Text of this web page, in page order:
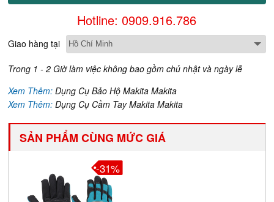
Hotline: 0909.916.786
Giao hàng tại
Trong 1 - 2 Giờ làm việc không bao gồm chủ nhật và ngày lễ
Xem Thêm:Dụng Cụ Bảo Hộ Makita Makita
Xem Thêm:Dụng Cụ Cầm Tay Makita Makita
SẢN PHẨM CÙNG MỨC GIÁ
-31%